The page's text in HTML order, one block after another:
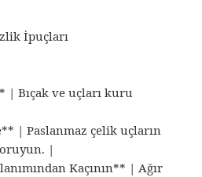
İpuçları
| Bıçak ve uçları kuru
| Paslanmaz çelik uçların
|
Kaçının** | Ağır